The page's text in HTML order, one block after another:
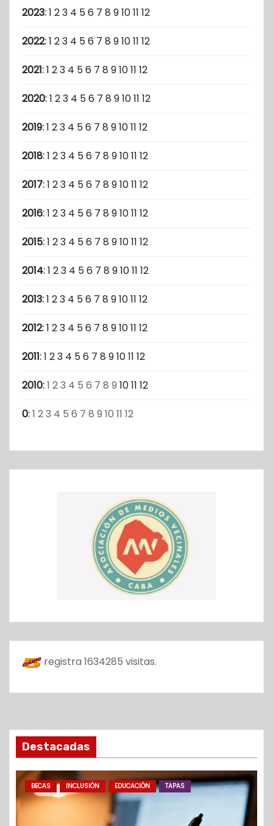
2023:1 23 4 56 7 8 91011 12
2022:1 23 4 56 7 8 91011 12
2021:1 23 4 56 7 8 91011 12
2020:1 23 4 56 7 8 91011 12
2019:1 23 4 56 7 8 91011 12
2018:1 23 4 56 7 8 91011 12
2017:1 23 4 56 7 8 91011 12
2016:1 23 4 56 7 8 91011 12
2015:1 23 4 56 7 8 91011 12
2014:1 23 4 56 7 8 91011 12
2013:1 23 4 56 7 8 91011 12
2012:1 23 4 56 7 8 91011 12
2011:1 23 4 56 7 8 91011 12
2010:1 23 4 5 6 7 8 9 1011 12
0:1 23 4 5 6 7 8 9 10 11 12
registra 1634285 visitas.
Destacadas
BECAS INCLUSIÓN EDUCACIÓN TAPAS